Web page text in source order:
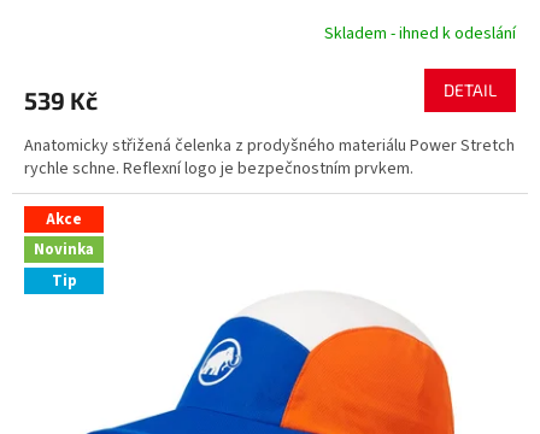
Skladem - ihned k odeslání
539 Kč DETAIL
Anatomicky střižená čelenka z prodyšného materiálu Power Stretch
rychle schne. Reflexní logo je bezpečnostním prvkem.
Akce
Novinka
Tip